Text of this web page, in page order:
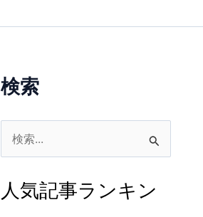
検索
象人気記事ランキン